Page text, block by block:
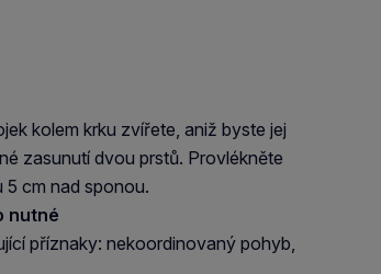
kolem krku zvířete, aniž byste jej
zasunutí dvou prstů. Provlékněte
cm nad sponou.
nutné
příznaky: nekoordinovaný pohyb,